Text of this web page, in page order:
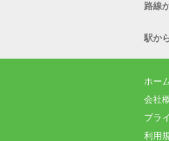
路線
駅か
ホー
会社
プラ
利用